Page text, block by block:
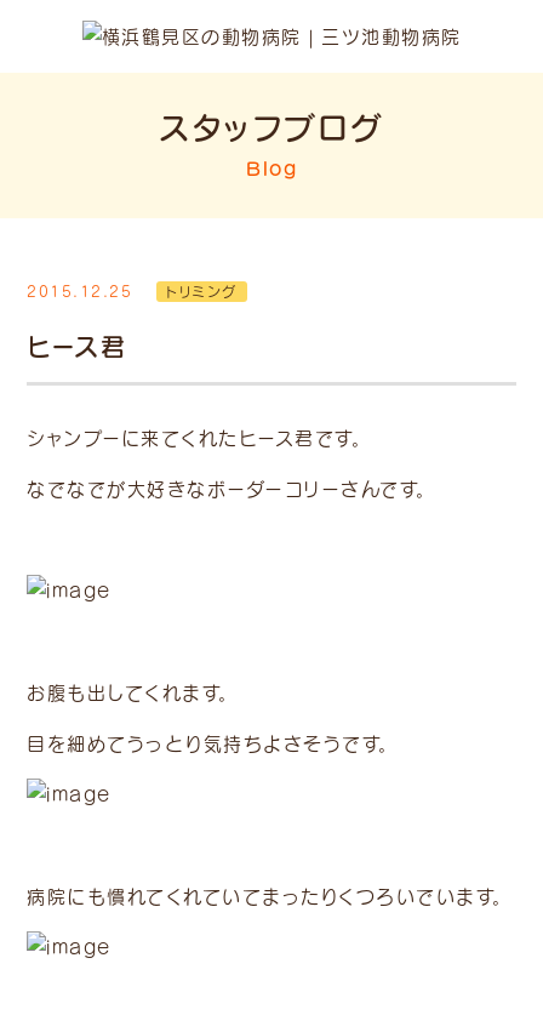
スタッフブログ
Blog
2015.12.25 トリミング
ヒース君
シャンプーに来てくれたヒース君です。
なでなでが大好きなボーダーコリーさんです。
お腹も出してくれます。
目を細めてうっとり気持ちよさそうです。
病院にも慣れてくれていてまったりくつろいでいます。